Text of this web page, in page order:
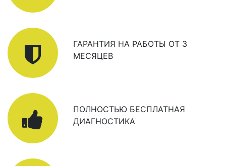
ГАРАНТИЯ НА РАБОТЫ ОТ 3
МЕСЯЦЕВ
ПОЛНОСТЬЮ БЕСПЛАТНАЯ
ДИАГНОСТИКА